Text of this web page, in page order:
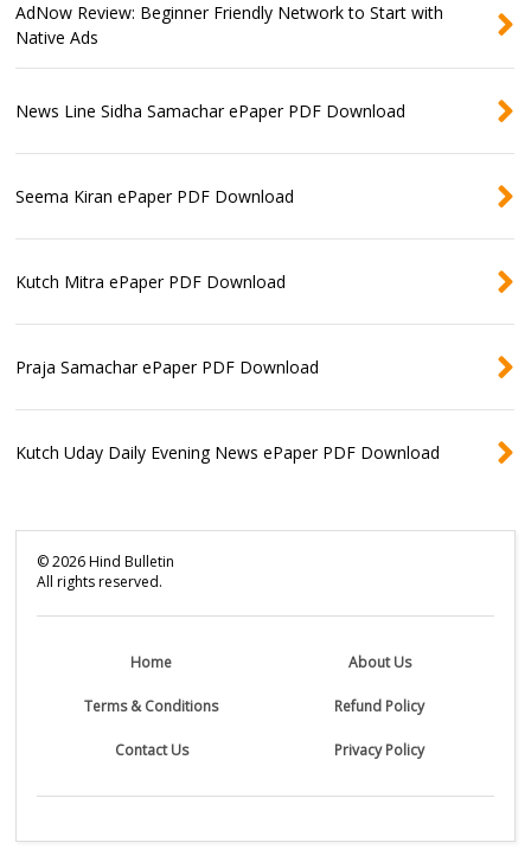
AdNow Review: Beginner Friendly Network to Start with
Native Ads
News Line Sidha Samachar ePaper PDF Download
Seema Kiran ePaper PDF Download
Kutch Mitra ePaper PDF Download
Praja Samachar ePaper PDF Download
Kutch Uday Daily Evening News ePaper PDF Download
©2026Hind Bulletin
All rights reserved.
Home About Us
Terms & Conditions Refund Policy
Contact Us Privacy Policy